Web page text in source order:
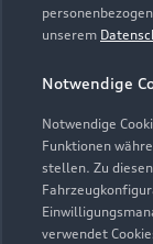
unserem
Notwendige
Notwendige
Funktionen
stellen. Zu
verwendet